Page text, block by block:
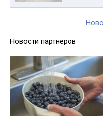
Новости партнеров